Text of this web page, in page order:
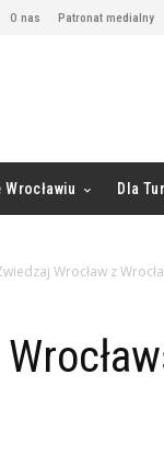
O nas Patronat medialny
Dla
Wrocław z